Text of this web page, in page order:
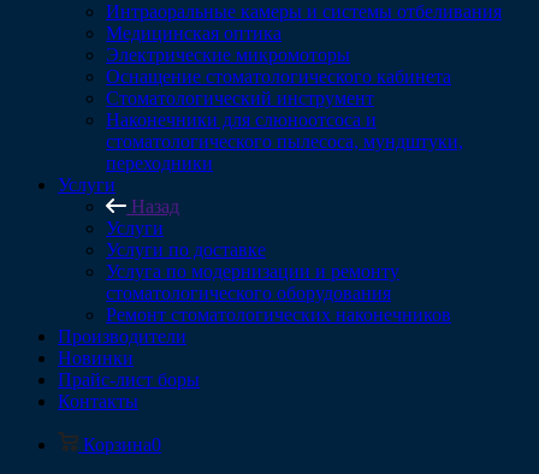
Интраоральные камеры и системы отбеливания
Медицинская оптика
Электрические микромоторы
Оснащение стоматологического кабинета
Стоматологический инструмент
Наконечники для слюноотсоса и
стоматологического пылесоса, мундштуки,
переходники
Услуги
Назад
Услуги
Услуги по доставке
Услуга по модернизации и ремонту
стоматологического оборудования
Ремонт стоматологических наконечников
Производители
Новинки
Прайс-лист боры
Контакты
Корзина0